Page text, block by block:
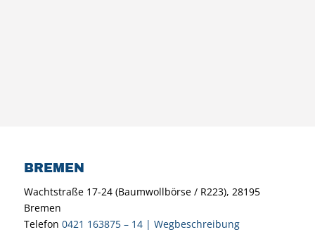
BREMEN
Wachtstraße 17-24 (Baumwollbörse / R223), 28195
Bremen
Telefon 0421 163875 – 14 | Wegbeschreibung